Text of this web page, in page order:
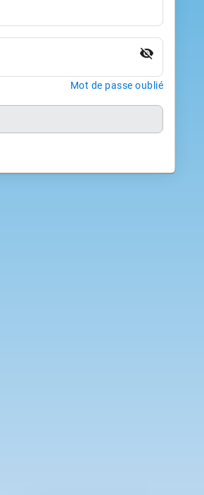
visibility_off
Mot de passe oublié